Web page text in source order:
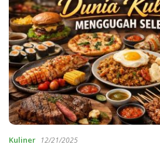
Kuliner 12/21/2025